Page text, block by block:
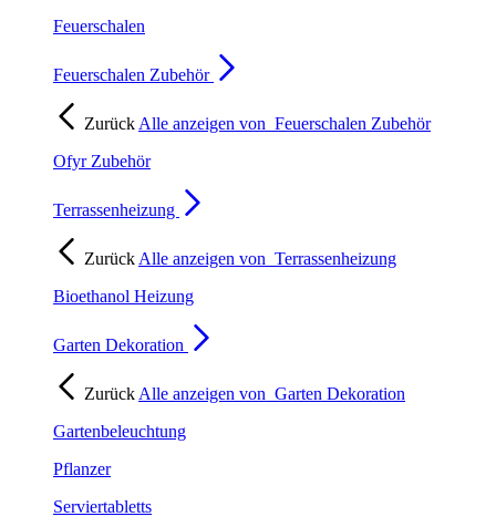
Feuerschalen
Feuerschalen Zubehör
Zurück Alle anzeigen von Feuerschalen Zubehör
Ofyr Zubehör
Terrassenheizung
Zurück Alle anzeigen von Terrassenheizung
Bioethanol Heizung
Garten Dekoration
Zurück Alle anzeigen von Garten Dekoration
Gartenbeleuchtung
Pflanzer
Serviertabletts